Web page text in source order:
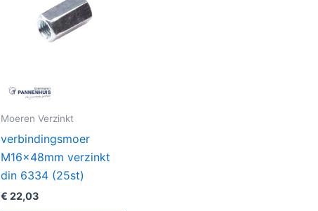
Moeren Verzinkt
verbindingsmoer
M16x48mm verzinkt
din 6334 (25st)
€ 22,03